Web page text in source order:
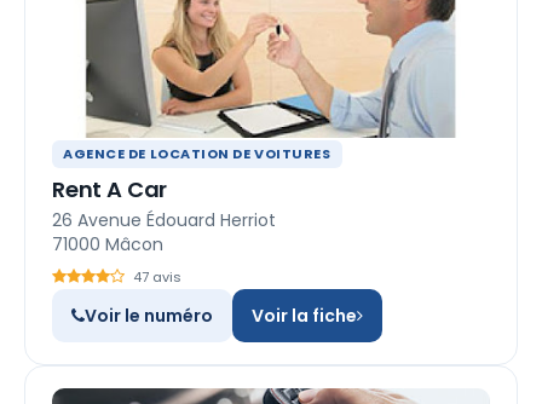
AGENCE DE LOCATION DE VOITURES
Rent A Car
26 Avenue Édouard Herriot
71000 Mâcon
47 avis
Voir le numéro Voir la fiche